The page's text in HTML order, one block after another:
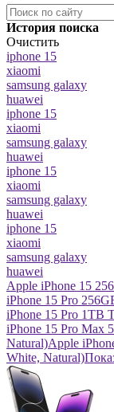
История поиска
Очистить
iphone 15
xiaomi
samsung galaxy
huawei
iphone 15
xiaomi
samsung galaxy
huawei
iphone 15
xiaomi
samsung galaxy
huawei
iphone 15
xiaomi
samsung galaxy
huawei
Apple iPhone 15
iPhone 15 Pro
iPhone 15 Pro 1TB
iPhone 15 Pro Max
Natural)Apple
White, Natural)